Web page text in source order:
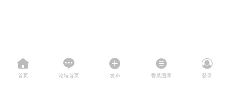
首页 论坛首页 发布 香菜图库 登录